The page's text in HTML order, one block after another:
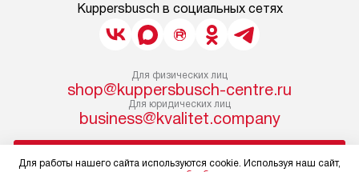
Kuppersbusch в социальных сетях
Для физических лиц
shop@kuppersbusch-centre.ru
Для юридических лиц
business@kvalitet.company
Для работы нашего сайта используются cookie. Используя наш сайт,